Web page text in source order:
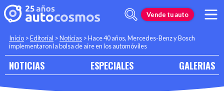
Vende tu auto
Inicio >Editorial >Noticias >Hace 40 años, Mercedes-Benz y Bosch
implementaron la bolsa de aire en los automóviles
NOTICIAS ESPECIALES GALERIAS